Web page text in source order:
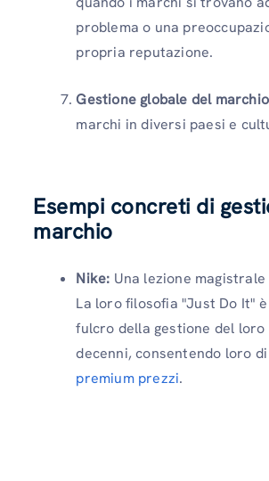
problema o una
propria reputazione.
Gestione globale del
marchi in diversi paesi e
Esempi concreti di
marchio
Nike: Una lezione
La loro filosofia "Just Do It"
fulcro della gestione del
decenni, consentendo loro
premium prezzi.